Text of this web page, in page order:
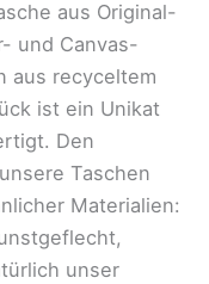
aus Original-
und Canvas-
aus recyceltem
ist ein Unikat
Den
Taschen
Materialien:
unser